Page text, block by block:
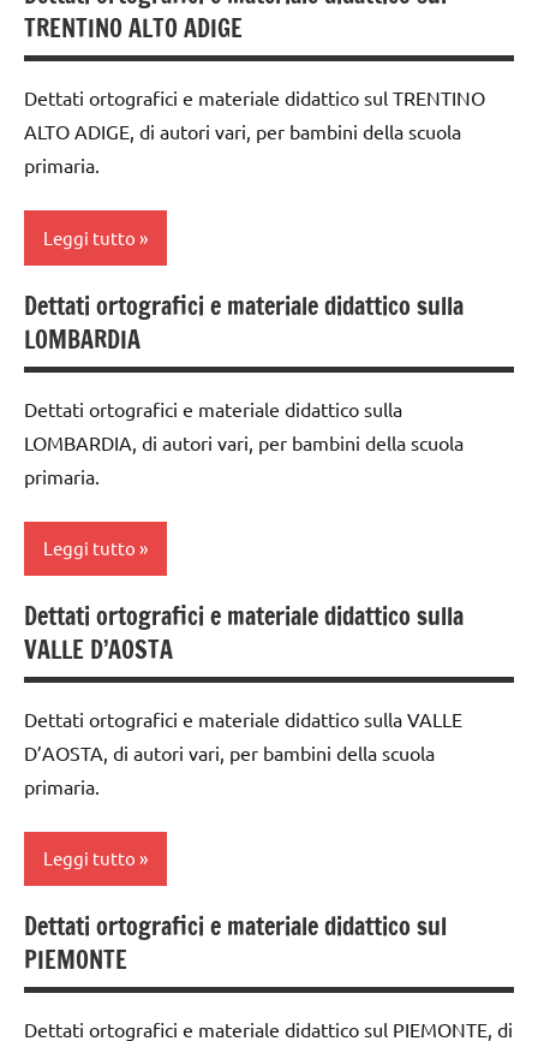
TUTTI GLI
ARGOMENTI
PER ETA'
TUTTI GLI
ARTICOLI
ARGOMENTI
PER ETA'
TUTTI GLI
ARTICOLI
4a
5a
6
anni
dettati /
dettati
ortografici
GEOGRAFIA
Italia
LINGUAGGIO
TUTTI GLI
ARGOMENTI
TUTTI GLI
TRENTINO ALTO ADIGE
Dettati ortografici e materiale didattico sul TRENTINO
ALTO ADIGE, di autori vari, per bambini della scuola
primaria.
Leggi tutto
classe
3a
4a
5a
dettati /
geografia
dettati
GEOGRAFIA
Italia
LINGUAGGIO
TUTTI GLI
ARGOMENTI
TUTTI GLI
Dettati ortografici e materiale didattico sulla
LOMBARDIA
Dettati ortografici e materiale didattico sulla
LOMBARDIA, di autori vari, per bambini della scuola
primaria.
Leggi tutto
classe
4a
5a
6
anni
dettati /
dettati
ortografici
GEOGRAFIA
Dettati ortografici e materiale didattico sulla
VALLE D’AOSTA
Dettati ortografici e materiale didattico sulla VALLE
D’AOSTA, di autori vari, per bambini della scuola
primaria.
Leggi tutto
classe
3a
4a
Dettati ortografici e materiale didattico sul
PIEMONTE
Dettati ortografici e materiale didattico sul PIEMONTE, di